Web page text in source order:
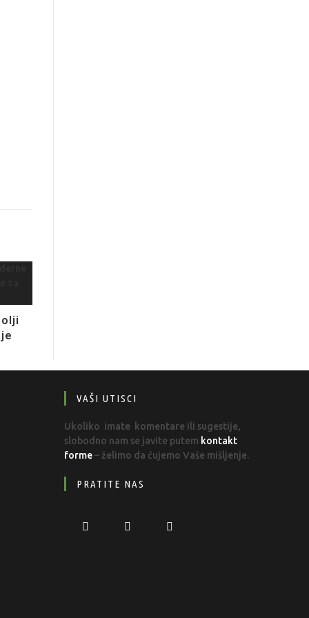
VAŠI UTISCI
Ukoliko imate komentare ili sugestije,
slobodno nam se javite putem kontakt
forme– želimo da čujemo Vaše mišljenje.
PRATITE NAS